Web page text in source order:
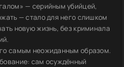
— серийным убийцей,
— стало для него слишком
новую жизнь, без криминала
самым неожиданным образом.
сам осуждённый